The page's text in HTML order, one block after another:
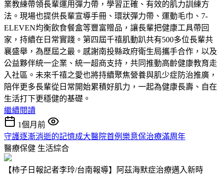
業教練帶領長輩運用彈力帶，學習正確、有效的肌力訓練方
法。現場也提供長輩宣導手冊、環狀彈力帶、運動毛巾、7-
ELEVEN均衡飲食餐盒等豐富贈品，讓長輩把健康工具帶回
家，持續在日常實踐。第四屆千禧肌動趴共有500多位長輩共
襄盛舉，為歷屆之最。感謝南投縣政府衛生局攜手合作，以及
公益夥伴統一企業、統一超商支持，共同推動高齡健康教育走
入社區。未來千禧之愛也將持續聚焦營養與肌少症防治推廣，
陪伴更多長輩從日常開始累積好肌力，一起為健康長壽、自在
生活打下更穩健的基礎。
繼續閱讀
1個月前
守護逐漸消逝的記憶成大醫院首例樂意保治療滿周年
醫療保健 生活綜合
【柿子日報記者李玲/台南報導】阿茲海默症治療邁入新時